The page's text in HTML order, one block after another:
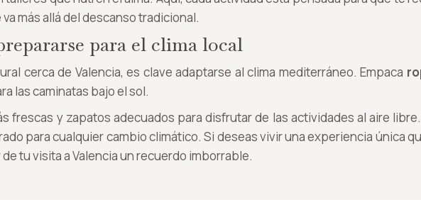
más allá del descanso tradicional.
para el clima local
cerca de Valencia, es clave adaptarse al clima mediterráneo. Empaca
las caminatas bajo el sol.
frescas y zapatos adecuados para disfrutar de las actividades al aire
para cualquier cambio climático. Si deseas vivir una experiencia única
tu visita a Valencia un recuerdo imborrable.